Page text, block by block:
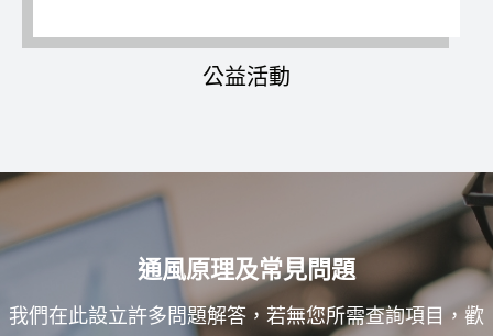
公益活動
通風原理及常見問題
我們在此設立許多問題解答，若無您所需查詢項目，歡